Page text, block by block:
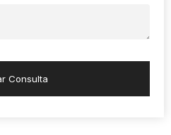
Consulta